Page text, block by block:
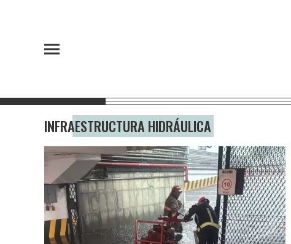
INFRAESTRUCTURA HIDRÁULICA